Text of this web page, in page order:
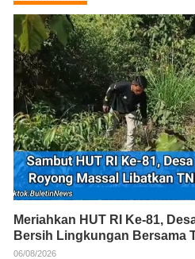
Meriahkan HUT RI Ke-81,
Bersih Lingkungan Bersama
06/08/2026